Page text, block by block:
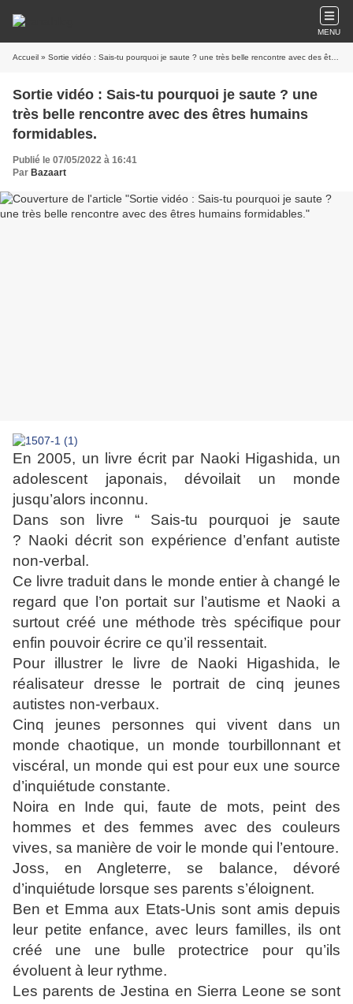
MENU
Accueil » Sortie vidéo : Sais-tu pourquoi je saute ? une très belle rencontre avec des êtres humains formidables.
Sortie vidéo : Sais-tu pourquoi je saute ? une
très belle rencontre avec des êtres humains
formidables.
Publié le 07/05/2022 à 16:41
Par Bazaart
En 2005, un livre écrit par Naoki Higashida, un
adolescent japonais, dévoilait un monde
jusqu’alors inconnu.
Dans son livre “ Sais-tu pourquoi je saute
? Naoki décrit son expérience d’enfant autiste
non-verbal.
Ce livre traduit dans le monde entier à changé le
regard que l’on portait sur l’autisme et Naoki a
surtout créé une méthode très spécifique pour
enfin pouvoir écrire ce qu’il ressentait.
Pour illustrer le livre de Naoki Higashida, le
réalisateur dresse le portrait de cinq jeunes
autistes non-verbaux.
Cinq jeunes personnes qui vivent dans un
monde chaotique, un monde tourbillonnant et
viscéral, un monde qui est pour eux une source
d’inquiétude constante.
Noira en Inde qui, faute de mots, peint des
hommes et des femmes avec des couleurs
vives, sa manière de voir le monde qui l’entoure.
Joss, en Angleterre, se balance, dévoré
d’inquiétude lorsque ses parents s’éloignent.
Ben et Emma aux Etats-Unis sont amis depuis
leur petite enfance, avec leurs familles, ils ont
créé une une bulle protectrice pour qu’ils
évoluent à leur rythme.
Les parents de Jestina en Sierra Leone se sont